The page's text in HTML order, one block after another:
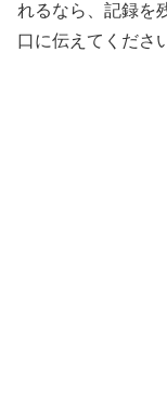
れるなら、記録を
口に伝えてくださ